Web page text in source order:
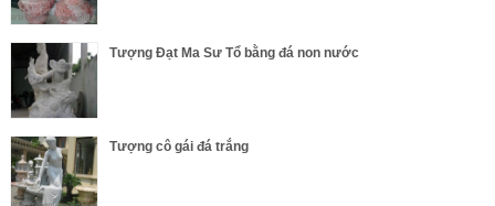
Tượng Đạt Ma Sư Tổ bằng đá non nước
Tượng cô gái đá trắng